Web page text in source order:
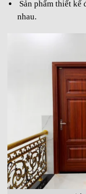
Sản phẩm thiết kế
nhau.